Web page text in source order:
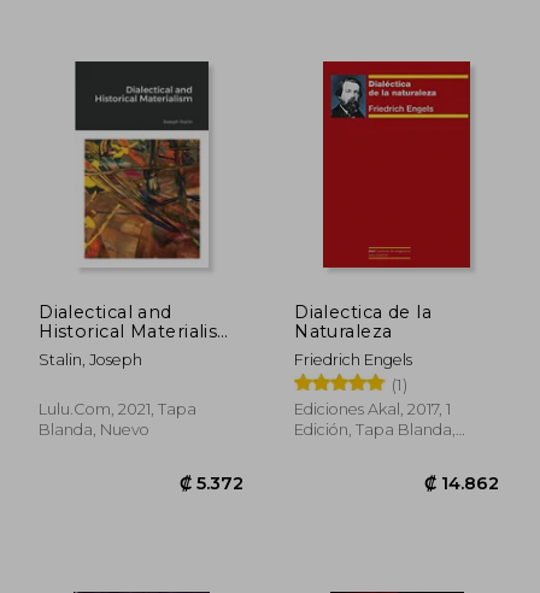
₡ 15.604
Dialectical and
Historical Materialism
(en Inglés)
Stalin, Joseph
Lulu.com, 2021, Tapa
Blanda, Nuevo
Dialectica de la
Naturaleza
Friedrich Engels
(1)
Ediciones Akal, 2017, 1
Edición, Tapa Blanda,